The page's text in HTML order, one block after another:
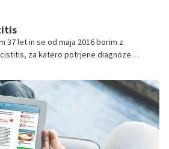
37 let in se od maja 2016 borim z
za katero potrjene diagnoze
urološkem oddelku so me zdravili z
po protokolu torej 4 x zaporedno
1 leto, vendar kakor so mi
mi zadeva poslabša na stanje, ko ne
o drugih morebitnih načinih
podal nikakršnih napotkov in sem